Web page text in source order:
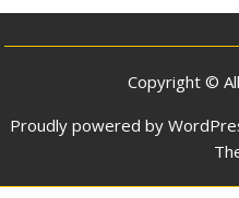
Copyright ©
Proudly powered by